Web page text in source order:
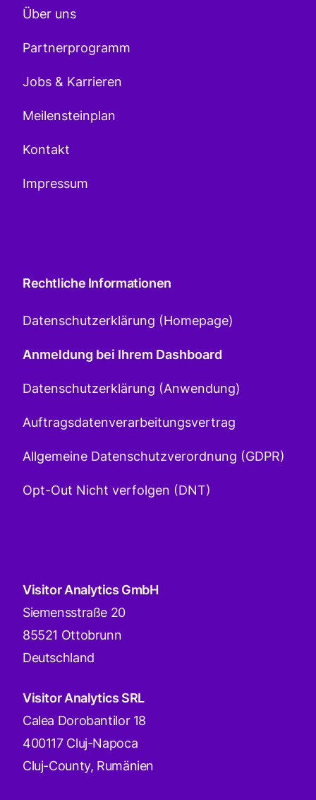
Über uns
Partnerprogramm
Jobs & Karrieren
Meilensteinplan
Kontakt
Impressum
Rechtliche Informationen
Datenschutzerklärung (Homepage)
Anmeldung bei Ihrem Dashboard
Datenschutzerklärung (Anwendung)
Auftragsdatenverarbeitungsvertrag
Allgemeine Datenschutzverordnung (GDPR)
Opt-Out Nicht verfolgen (DNT)
Visitor Analytics GmbH
Siemensstraße 20
85521 Ottobrunn
Deutschland
Visitor Analytics SRL
Calea Dorobantilor 18
400117 Cluj-Napoca
Cluj-County, Rumänien